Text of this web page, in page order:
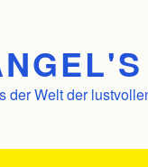
der Welt der